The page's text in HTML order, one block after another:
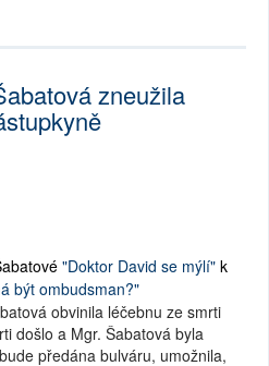
zneužila
"Doktor David se mýlí" k
být ombudsman?"
obvinila léčebnu ze smrti
došlo a Mgr. Šabatová byla
předána bulváru, umožnila,